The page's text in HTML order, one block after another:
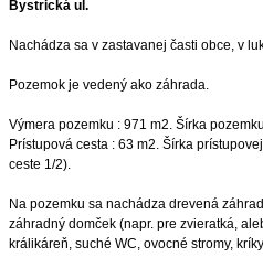
Bystrická ul.
Nachádza sa v zastavanej časti obce, v
Pozemok je vedený ako záhrada.
Výmera pozemku : 971 m2. Šírka
Prístupová cesta : 63 m2. Šírka
ceste 1/2).
Na pozemku sa nachádza drevená
záhradný domček (napr. pre zvieratká,
králikáreň, suché WC, ovocné stromy,